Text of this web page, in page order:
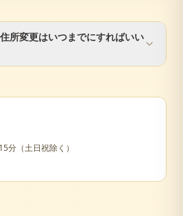
所変更はいつまでにすればいい
、再申請が必要になります。
分（土日祝除く）